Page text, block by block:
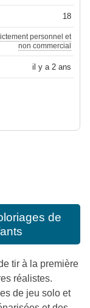
18
personnel et
non commercial
il y a 2 ans
de
tir à la première
réalistes.
de jeu solo et